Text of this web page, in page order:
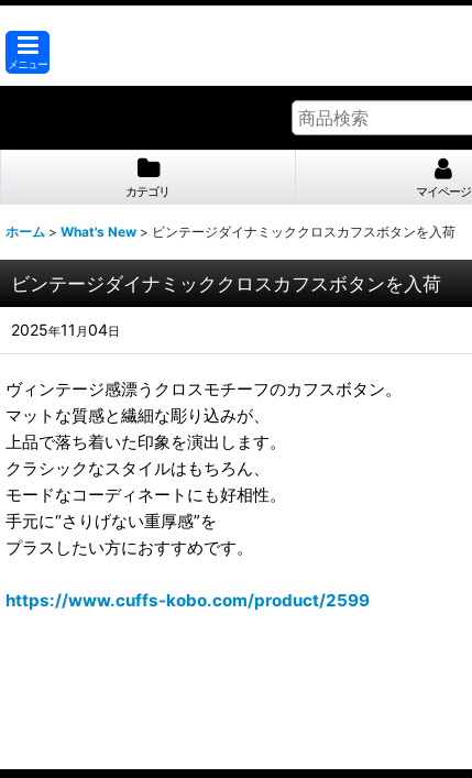
メニュー
カテゴリ マイページ
ホーム > What's New > ビンテージダイナミッククロスカフスボタンを入荷
ビンテージダイナミッククロスカフスボタンを入荷
2025年11 月04日
ヴィンテージ感漂うクロスモチーフのカフスボタン。
マットな質感と繊細な彫り込みが、
上品で落ち着いた印象を演出します。
クラシックなスタイルはもちろん、
モードなコーディネートにも好相性。
手元に“さりげない重厚感”を
プラスしたい方におすすめです。
https://www.cuffs-kobo.com/product/2599